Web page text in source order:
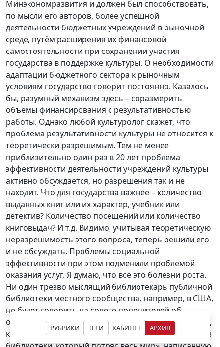
РУБРИКИ ТЕГИ КАБИНЕТ АРХИВ
Минэкономразвития и должен был способствовать,
по мысли его авторов, более успешной
деятельности бюджетных учреждений в рыночной
среде, путём расширения их финансовой
самостоятельности при сохранении участия
государства в поддержке культуры. О необходимости
адаптации бюджетного сектора к рыночным
условиям государство говорит постоянно. Казалось
бы, разумный механизм здесь – соразмерить
объёмы финансирования с результативностью
работы. Однако любой культуролог скажет, что
проблема результативности культуры не относится к
теоретически разрешимым. Тем не менее
приблизительно один раз в 20 лет проблема
эффективности деятельности учреждений культуры
активно обсуждается, но разрешения так и не
находит. Что для государства важнее – количество
выданных книг или их характер, учебник или
детектив? Количество посещений или количество
книговыдач? И т.д. Видимо, учитывая теоретическую
неразрешимость этого вопроса, теперь решили его
и не обсуждать. Проблемы социальной
эффективности при этом подменили проблемой
оказания услуг. Я думаю, что всё это болезни роста.
Ни один трезво мыслящий библиотекарь публичной
библиотеки местного сообщества, например, в США,
не будет говорить на совете попечителей об
оказанных им государственных услугах. Посмотрите,
к примеру, добрую книгу Вики Майрон «Дьюи. Кот из